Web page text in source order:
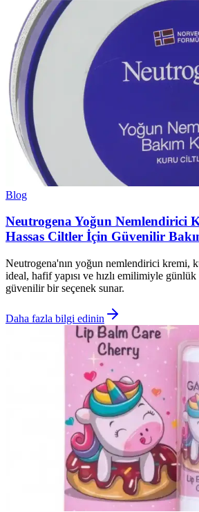
Blog
Neutrogena Yoğun Nemlendirici
Hassas Ciltler İçin Güvenilir
Neutrogena'nın yoğun nemlendirici kremi,
ideal, hafif yapısı ve hızlı emilimiyle
güvenilir bir seçenek sunar.
Daha fazla bilgi edinin